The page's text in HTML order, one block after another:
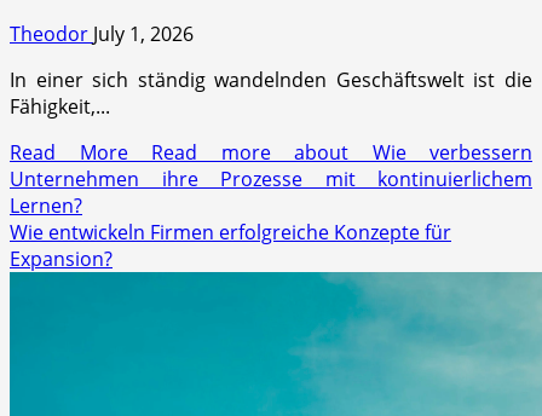
Theodor July 1, 2026
In einer sich ständig wandelnden Geschäftswelt ist die
Fähigkeit,...
Read More Read more about Wie verbessern
Unternehmen ihre Prozesse mit kontinuierlichem
Lernen?
Wie entwickeln Firmen erfolgreiche Konzepte für
Expansion?